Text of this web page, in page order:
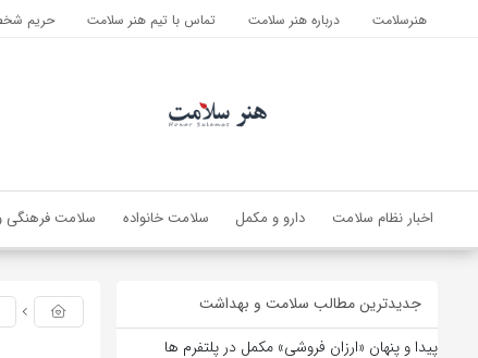
هنرسلامت درباره هنر سلامت تماس با تیم هنر سلامت حریم
اخبار نظام سلامت دارو و مکمل سلامت خانواده سلامت فرهنگی
جدیدترین مطالب سلامت و بهداشت
پیدا و پنهان «ارزان فروشی» مکمل در پلتفرم ها